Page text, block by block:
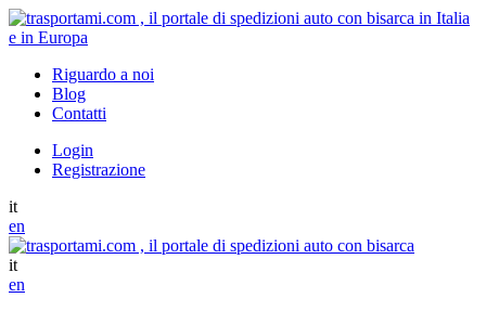
Riguardo a noi
Blog
Contatti
Login
Registrazione
it
en
it
en